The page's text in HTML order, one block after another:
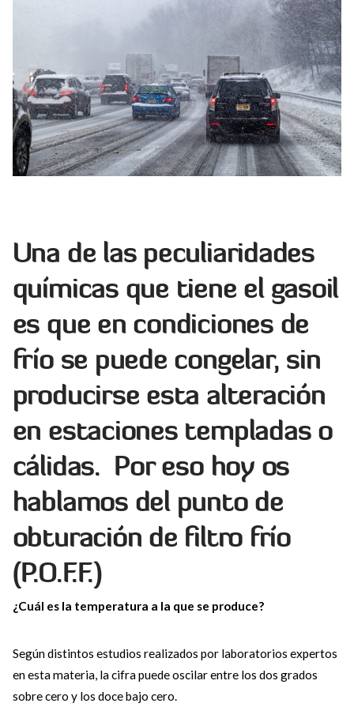
Una de las peculiaridades
químicas que tiene el gasoil
es que en condiciones de
frío se puede congelar, sin
producirse esta alteración
en estaciones templadas o
cálidas. Por eso hoy os
hablamos del punto de
obturación de filtro frío
(P.O.F.F.)
¿Cuál es la temperatura a la que se produce?
Según distintos estudios realizados por laboratorios expertos
en esta materia, la cifra puede oscilar entre los dos grados
sobre cero y los doce bajo cero.